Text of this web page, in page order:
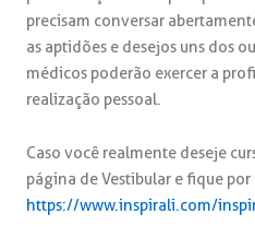
precisam conversar
as aptidões e desejos uns dos
médicos poderão exercer a
realização pessoal.
Caso você realmente deseje
página de Vestibular e fique
https://www.inspirali.com/